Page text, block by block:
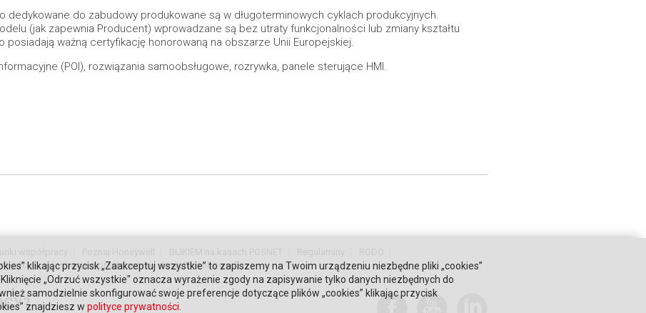
dedykowane do zabudowy produkowane są w długoterminowych cyklach produkcyjnych.
(jak zapewnia Producent) wprowadzane są bez utraty funkcjonalności lub zmiany kształtu
posiadają ważną certyfikację honorowaną na obszarze Unii Europejskiej.
(POI), rozwiązania samoobsługowe, rozrywka, panele sterujące HMI.
Informacja o przetwarzaniu danych osobowych
klikając przycisk „Zaakceptuj wszystkie” to zapiszemy na Twoim urządzeniu niezbędne pliki „cookies”
„Odrzuć wszystkie" oznacza wyrażenie zgody na zapisywanie tylko danych niezbędnych do
samodzielnie skonfigurować swoje preferencje dotyczące plików „cookies” klikając przycisk
znajdziesz w polityce prywatności